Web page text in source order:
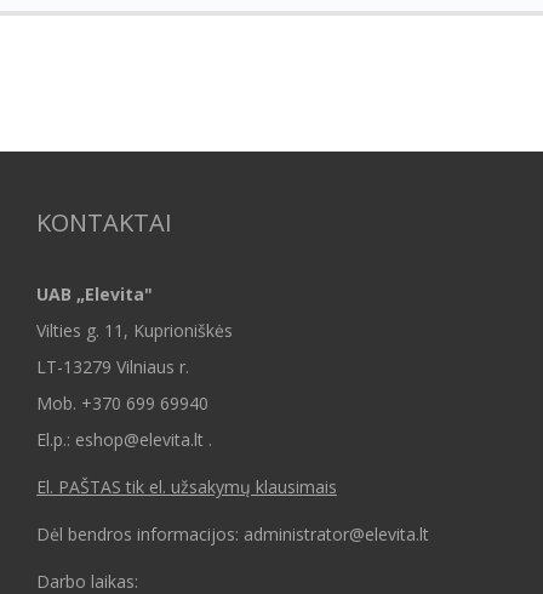
KONTAKTAI
UAB „Elevita"
Vilties g. 11, Kuprioniškės
LT-13279 Vilniaus r.
Mob. +370 699 69940
El.p.: eshop@elevita.lt .
El. PAŠTAS tik el. užsakymų klausimais
Dėl bendros informacijos: administrator@elevita.lt
Darbo laikas: